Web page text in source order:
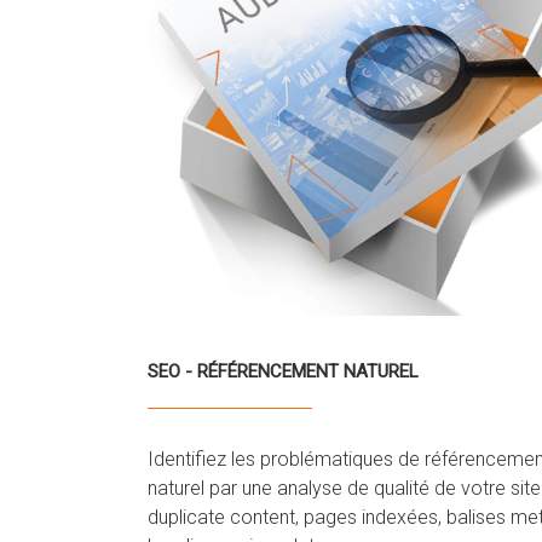
SEO - RÉFÉRENCEMENT NATUREL
Identifiez les problématiques de
naturel par une analyse de qualité de votre
duplicate content, pages indexées, balises